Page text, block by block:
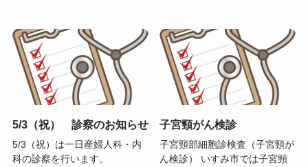
5/3（祝） 診察のお知らせ
5/3（祝）は一日産婦人科・内
科の診察を行います。
子宮頸がん検診
子宮頸部細胞診検査（子宮頸が
ん検診） いすみ市では子宮頸